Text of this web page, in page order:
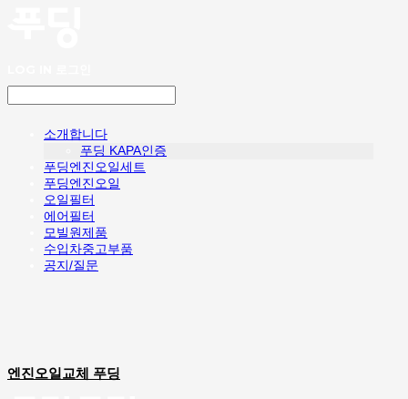
소개합니다
푸딩 KAPA인증
푸딩엔진오일세트
푸딩엔진오일
오일필터
에어필터
모빌원제품
수입차중고부품
공지/질문
엔진오일교체 푸딩